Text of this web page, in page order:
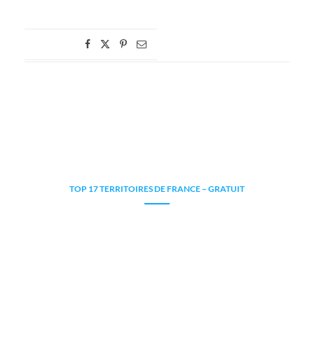
TOP 17 TERRITOIRES DE FRANCE – GRATUIT